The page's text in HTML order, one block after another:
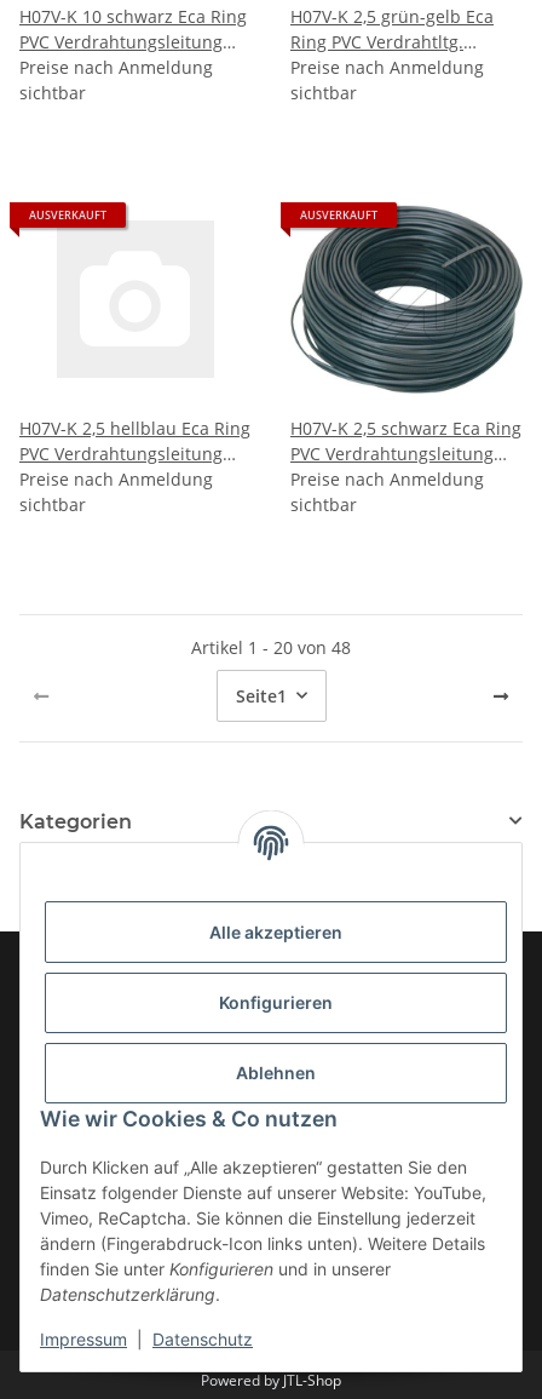
Alle akzeptieren
Konfigurieren
Ablehnen
Wie wir Cookies & Co nutzen
Durch Klicken auf „Alle akzeptieren“ gestatten Sie den
Einsatz folgender Dienste auf unserer Website: YouTube,
Vimeo, ReCaptcha. Sie können die Einstellung jederzeit
ändern (Fingerabdruck-Icon links unten). Weitere Details
finden Sie unter Konfigurieren und in unserer
Datenschutzerklärung.
Impressum Datenschutz
H07V-K 10 schwarz Eca Ring
PVC Verdrahtungsleitung
flexibel RAL9005 (100Meter)
Preise nach Anmeldung
sichtbar
H07V-K 2,5 grün-gelb Eca
Ring PVC Verdrahtltg.
flexibel RAL6018/1021
(100Meter)
Preise nach Anmeldung
sichtbar
AUSVERKAUFT
H07V-K 2,5 hellblau Eca Ring
PVC Verdrahtungsleitung
flexibel RAL5015 (100Meter)
Preise nach Anmeldung
sichtbar
AUSVERKAUFT
H07V-K 2,5 schwarz Eca Ring
PVC Verdrahtungsleitung
flexibel RAL9005 (100Meter)
Preise nach Anmeldung
sichtbar
Artikel 1 - 20 von 48
Seite1
Kategorien
Gesetzliche Informationen
Powered by JTL-Shop